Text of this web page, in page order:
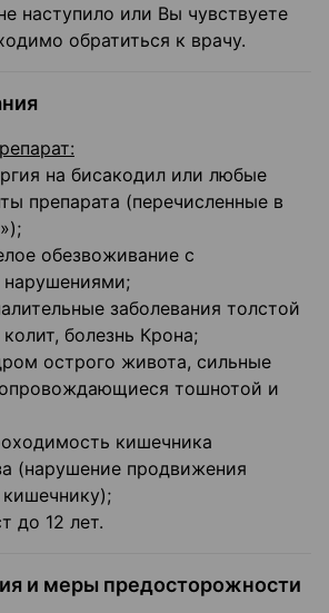
наступило или Вы чувствуете
обратиться к врачу.
на бисакодил или любые
препарата (перечисленные в
обезвоживание с
заболевания толстой
болезнь Крона;
острого живота, сильные
тошнотой и
кишечника
(нарушение продвижения
до 12 лет.
и меры предосторожности